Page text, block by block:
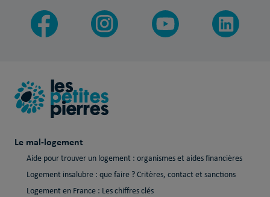
Le mal-logement
Aide pour trouver un logement : organismes et aides financières
Logement insalubre : que faire ? Critères, contact et sanctions
Logement en France : Les chiffres clés